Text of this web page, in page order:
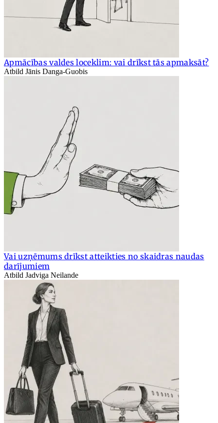
Apmācības valdes loceklim: vai drīkst tās apmaksāt?
Atbild Jānis Danga-Guobis
Vai uzņēmums drīkst atteikties no skaidras naudas
darījumiem
Atbild Jadviga Neilande